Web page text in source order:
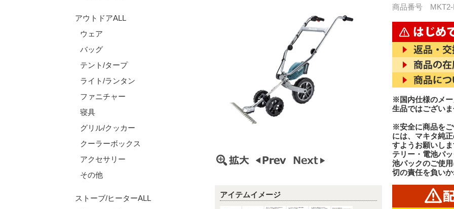
アウトドアALL
ウェア
バッグ
テント/タープ
ライト/ランタン
ファニチャー
寝具
グリル/クッカー
クーラーボックス
アクセサリー
その他
ストーブ/ヒーターALL
商品番号 MKT2-
※国内仕様のメー
生品ではござい
※安全に商品をご
には、マキタ純
すようお願いし
テリー・電池パ
池パックのご使
切の責任を負い
アイテムイメージ